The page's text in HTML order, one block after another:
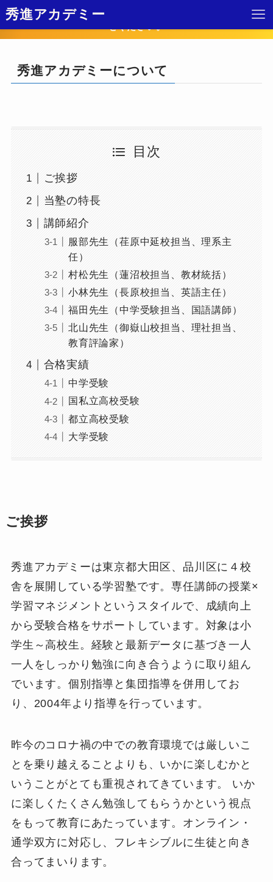
2025年1学期！ 体験受付しています。各校舎までお問い合わ
秀進アカデミー
秀進アカデミーについて
目次
ご挨拶
当塾の特長
講師紹介
服部先生（荏原中延校担当、理系主
任）
村松先生（蓮沼校担当、教材統括）
小林先生（長原校担当、英語主任）
福田先生（中学受験担当、国語講師）
北山先生（御嶽山校担当、理社担当、
教育評論家）
合格実績
中学受験
国私立高校受験
都立高校受験
大学受験
ご挨拶
秀進アカデミーは東京都大田区、品川区に４校
舎を展開している学習塾です。専任講師の授業×
学習マネジメントというスタイルで、成績向上
から受験合格をサポートしています。対象は小
学生～高校生。経験と最新データに基づき一人
一人をしっかり勉強に向き合うように取り組ん
でいます。個別指導と集団指導を併用してお
り、2004年より指導を行っています。
昨今のコロナ禍の中での教育環境では厳しいこ
とを乗り越えることよりも、いかに楽しむかと
いうことがとても重視されてきています。 いか
に楽しくたくさん勉強してもらうかという視点
をもって教育にあたっています。オンライン・
通学双方に対応し、フレキシブルに生徒と向き
合ってまいります。